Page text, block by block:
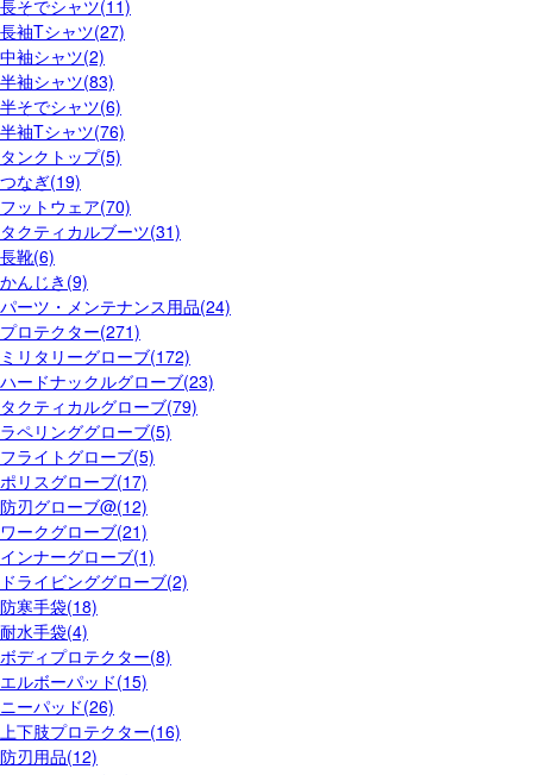
長そでシャツ(11)
長袖Tシャツ(27)
中袖シャツ(2)
半袖シャツ(83)
半そでシャツ(6)
半袖Tシャツ(76)
タンクトップ(5)
つなぎ(19)
フットウェア(70)
タクティカルブーツ(31)
長靴(6)
かんじき(9)
パーツ・メンテナンス用品(24)
プロテクター(271)
ミリタリーグローブ(172)
ハードナックルグローブ(23)
タクティカルグローブ(79)
ラペリンググローブ(5)
フライトグローブ(5)
ポリスグローブ(17)
防刃グローブ@(12)
ワークグローブ(21)
インナーグローブ(1)
ドライビンググローブ(2)
防寒手袋(18)
耐水手袋(4)
ボディプロテクター(8)
エルボーパッド(15)
ニーパッド(26)
上下肢プロテクター(16)
防刃用品(12)